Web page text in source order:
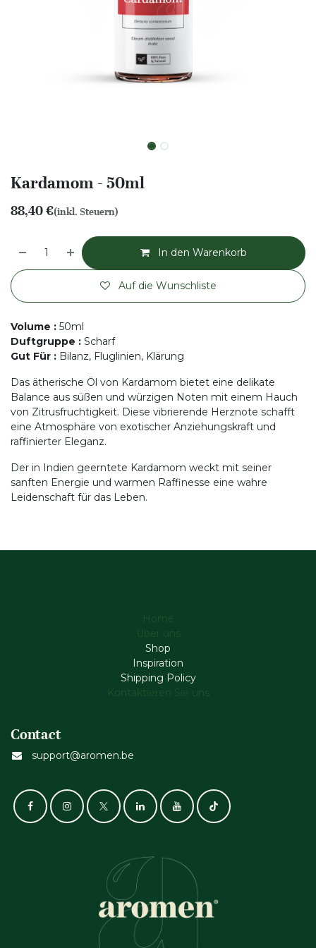
Kardamom - 50ml
88,40€(inkl. Steuern)
In den Warenkorb
Auf die Wunschliste
Volume : 50ml
Duftgruppe : Scharf
Gut Für : Bilanz, Fluglinien, Klärung
Das ätherische Öl von Kardamom bietet eine delikate
Balance aus süßen und würzigen Noten mit einem Hauch
von Zitrusfruchtigkeit. Diese vibrierende Herznote schafft
eine Atmosphäre von exotischer Anziehungskraft und
raffinierter Eleganz.
Der in Indien geerntete Kardamom weckt mit seiner
sanften Energie und warmen Raffinesse eine wahre
Leidenschaft für das Leben.
Home
Über uns
Shop
Inspiration
Shipping Policy
Kontaktieren Sie uns
Contact
support@aromen.be